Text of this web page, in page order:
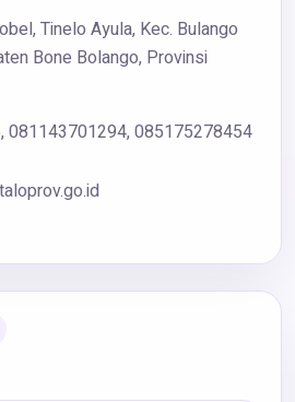
Tinelo Ayula, Kec. Bulango
Bone Bolango, Provinsi
081143701294, 085175278454